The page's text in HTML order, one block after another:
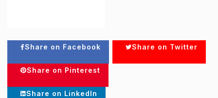
Share on Facebook Share on Twitter
Share on Pinterest
Share on LinkedIn